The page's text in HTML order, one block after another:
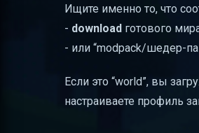
Ищите именно то, что
- download готового
- или “modpack/шедер-
Если это “world”, вы
настраиваете профиль